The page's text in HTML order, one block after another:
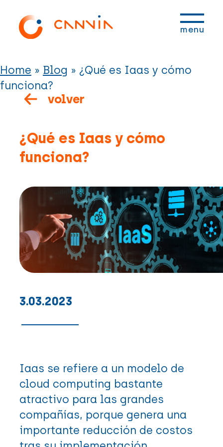
a
la
principal
al
contenido
a
la
lateral
principal
al
pie
página
menu
Home » Blog » ¿Qué es Iaas y cómo
funciona?
volver
¿Qué es Iaas y cómo
funciona?
3.03.2023
Iaas se refiere a un modelo de
cloud computing bastante
atractivo para las grandes
compañías, porque genera una
importante reducción de costos